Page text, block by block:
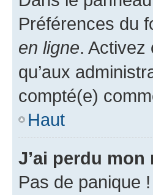
Préférences du
en ligne.
qu’aux
compté(e)
Haut
J’ai perdu
Pas de panique